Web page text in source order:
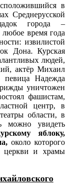
в
Среднерусской
города –
время года
извилистой
Дона. Курская
людей,
актёр Михаил
певица Надежда
уничтожен
фашистам,
центр, в
области, в
можно увидеть
яблоку,
около которого
церкви и храмы